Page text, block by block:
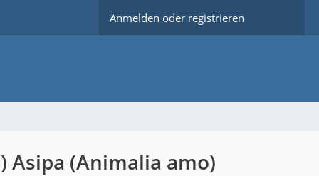
Anmelden oder registrieren
Asipa (Animalia amo)